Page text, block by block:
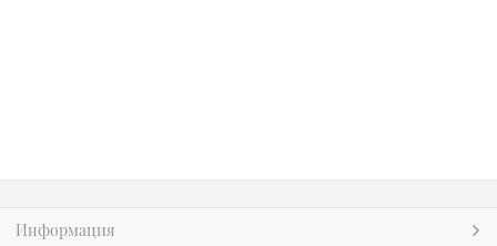
Информация